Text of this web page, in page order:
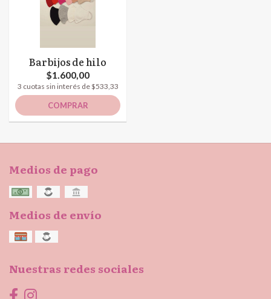
Barbijos de hilo
$1.600,00
3 cuotas sin interés de $533,33
COMPRAR
Medios de pago
Medios de envío
Nuestras redes sociales